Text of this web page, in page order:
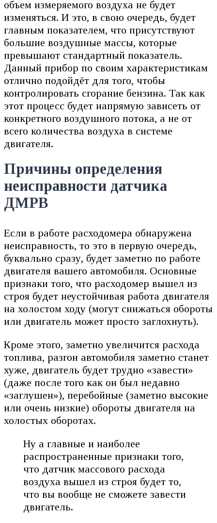
объем измеряемого воздуха не будет
изменяться. И это, в свою очередь, будет
главным показателем, что присутствуют
большие воздушные массы, которые
превышают стандартный показатель.
Данный прибор по своим характеристикам
отлично подойдёт для того, чтобы
контролировать сгорание бензина. Так как
этот процесс будет напрямую зависеть от
конкретного воздушного потока, а не от
всего количества воздуха в системе
двигателя.
Причины определения
неисправности датчика
ДМРВ
Если в работе расходомера обнаружена
неисправность, то это в первую очередь,
буквально сразу, будет заметно по работе
двигателя вашего автомобиля. Основные
признаки того, что расходомер вышел из
строя будет неустойчивая работа двигателя
на холостом ходу (могут снижаться обороты
или двигатель может просто заглохнуть).
Кроме этого, заметно увеличится расхода
топлива, разгон автомобиля заметно станет
хуже, двигатель будет трудно «завести»
(даже после того как он был недавно
«заглушен»), перебойные (заметно высокие
или очень низкие) обороты двигателя на
холостых оборотах.
Ну а главные и наиболее
распространенные признаки того,
что датчик массового расхода
воздуха вышел из строя будет то,
что вы вообще не сможете завести
двигатель.